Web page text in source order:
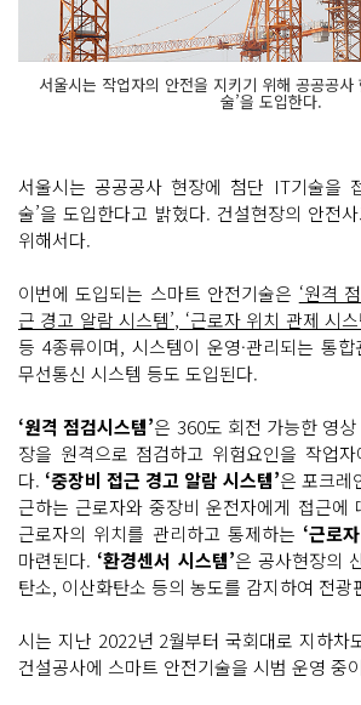
서울시는 작업자의 안전을 지키기 위해 공공공사
술’을 도입한다.
서울시는 공공공사 현장에 첨단 IT기술을
술’을 도입한다고 밝혔다. 건설현장의 안전
위해서다.
이번에 도입되는 스마트 안전기술은 ‘원격
근 경고 알람 시스템’, ‘근로자 위치 관제 시스
등 4종류이며, 시스템이 운영·관리되는 통
무선통신 시스템 등도 도입된다.
‘원격 점검시스템’은 360도 회전 가능한 영
장을 원격으로 점검하고 위험요인을 작업
다. ‘중장비 접근 경고 알람 시스템’은 포크레
근하는 근로자와 중장비 운전자에게 접근에
근로자의 위치를 관리하고 통제하는 ‘근로
마련된다. ‘환경센서 시스템’은 공사현장의
탄소, 이산화탄소 등의 농도를 감지하여 전광
시는 지난 2022년 2월부터 국회대로 지하차
건설공사에 스마트 안전기술을 시범 운영 중